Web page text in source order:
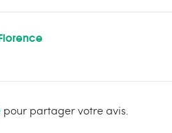
pour partager votre avis.